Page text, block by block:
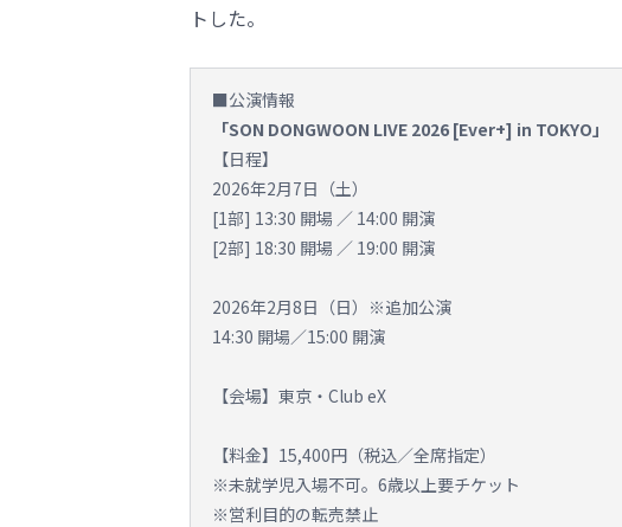
トした。
■公演情報
「SON DONGWOON LIVE 2026 [Ever+] in TOKYO」
【日程】
2026年2月7日（土）
[1部] 13:30 開場 ／ 14:00 開演
[2部] 18:30 開場 ／ 19:00 開演
2026年2月8日（日）※追加公演
14:30 開場／15:00 開演
【会場】東京・Club eX
【料金】15,400円（税込／全席指定）
※未就学児入場不可。6歳以上要チケット
※営利目的の転売禁止